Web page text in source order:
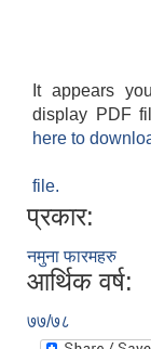
It appears
display PDF
here to
file.
प्रकार:
नमुना फारमहरु
आर्थिक वर्ष:
७७/७८